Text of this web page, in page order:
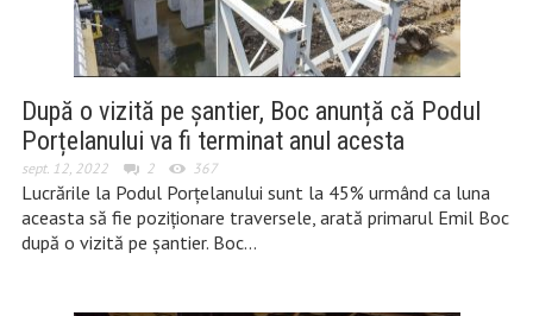
După o vizită pe șantier, Boc anunță că Podul
Porțelanului va fi terminat anul acesta
sept. 12, 2022 2 367
Lucrările la Podul Porțelanului sunt la 45% urmând ca luna
aceasta să fie poziționare traversele, arată primarul Emil Boc
după o vizită pe șantier. Boc…